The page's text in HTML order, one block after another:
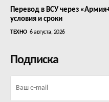
Перевод в ВСУ через
условия и сроки
ТЕХНО 6 августа, 2026
Подписка